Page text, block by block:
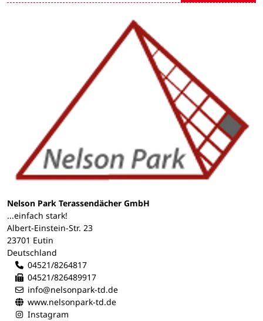
Nelson Park Terassendächer GmbH
...einfach stark!
Albert-Einstein-Str. 23
23701 Eutin
Deutschland
04521/8264817
04521/826489917
info@nelsonpark-td.de
www.nelsonpark-td.de
Instagram